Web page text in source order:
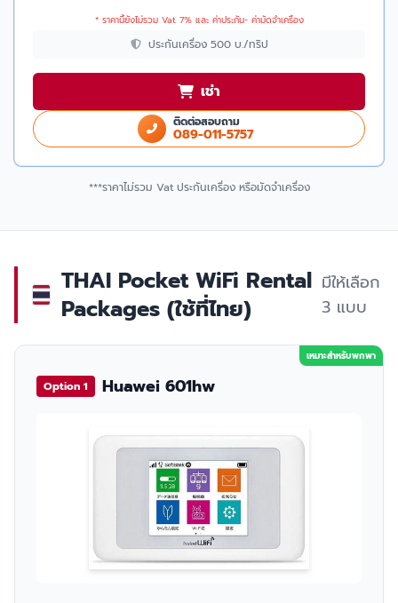
* ราคานี้ยังไม่รวม Vat 7% และ ค่าประกัน- ค่ามัดจำเครื่อง
ประกันเครื่อง 500 บ./ทริป
เช่า
ติดต่อสอบถาม
089-011-5757
***ราคาไม่รวม Vat ประกันเครื่อง หรือมัดจำเครื่อง
THAI Pocket WiFi Rental
Packages (ใช้ที่ไทย)
มีให้เลือก
3 แบบ
เหมาะสำหรับพกพา
Option 1 Huawei 601hw